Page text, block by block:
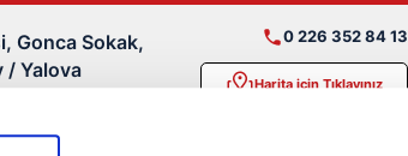
Gonca Sokak,
/ Yalova
0 226 352 84 13
Harita için Tıklayınız